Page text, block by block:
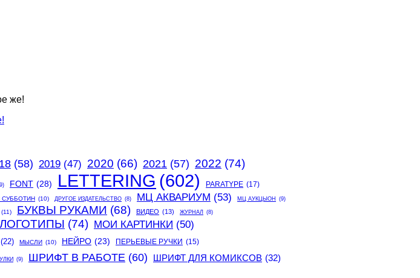
же!
(58) 2019 (47) 2020 (66) 2021 (57) 2022 (74)
FONT (28) LETTERING (602) PARATYPE (17)
СУББОТИН (10) ДРУГОЕ ИЗДАТЕЛЬСТВО (8) МЦ АКВАРИУМ (53) МЦ АУКЦЫОН (9)
(11) БУКВЫ РУКАМИ (68) ВИДЕО (13) ЖУРНАЛ (8)
ЛОГОТИПЫ (74) МОИ КАРТИНКИ (50)
(22) МЫСЛИ (10) НЕЙРО (23) ПЕРЬЕВЫЕ РУЧКИ (15)
(9) ШРИФТ В РАБОТЕ (60) ШРИФТ ДЛЯ КОМИКСОВ (32)